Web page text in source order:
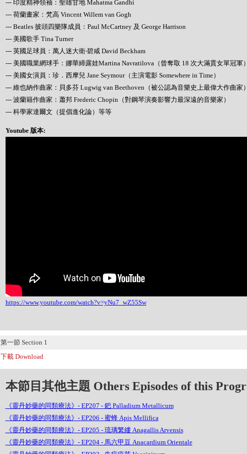
--- 印度精神領袖：聖雄甘地 Mahatma Gandhi
--- 荷蘭畫家：梵高 Vincent Willem van Gogh
--- Beatles 披頭四樂隊成員：Paul McCartney 及 George Harrison
--- 美國歌手 Tina Turner
--- 英國足球員：萬人迷大衛‧碧咸 David Beckham
--- 美國職業網球手：娜華締露娃Martina Navratilova（曾奪取 18 次大滿貫女單冠軍
--- 美國女演員：珍．西摩兒 Jane Seymour（主演電影 Somewhere in Time）
--- 維也納作曲家：貝多芬 Lugwig van Beethoven（被公認為音樂史上最偉大作曲家
--- 波蘭籍作曲家：蕭邦 Frederic Chopin（對鋼琴演奏影響力最深遠的音樂家）
--- 科學家達爾文（提倡進化論）等等
Youtube 版本:
https://www.youtube.com/watch?v=yNu7_wZ55Sw
第一節 Section 1
下載 Download
本節目其他主題 Others Episodes of this
《靈丹妙藥的同類療法》- EP207 - 鈀 Palladium Metallicum
《靈丹妙藥的同類療法》- EP206 - 蜜蜂 Apis Mellifica
《靈丹妙藥的同類療法》- EP205 - 琉璃繁縷 Anagallis Arvensis
《靈丹妙藥的同類療法》- EP204 - 馬六甲豆 Anacardium Orientale